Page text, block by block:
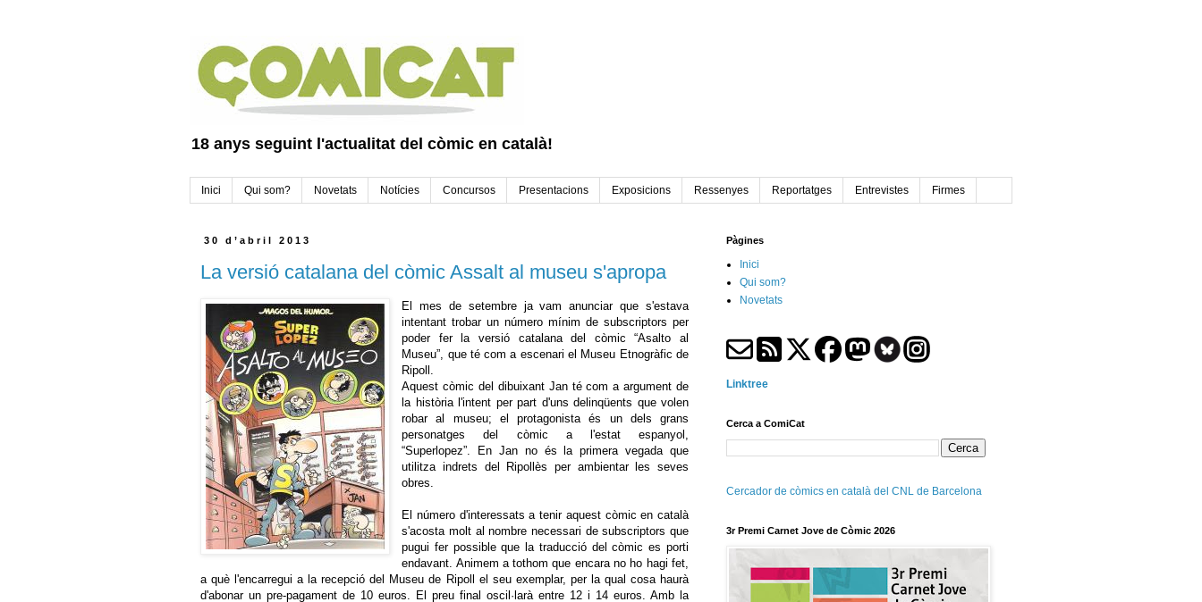
18 anys seguint l'actualitat del còmic en català!
Inici Qui som? Novetats Notícies Concursos Presentacions Exposicions Ressenyes Reportatges Entrevistes Firmes
30 d’abril 2013
La versió catalana del còmic Assalt al museu s'apropa
El mes de setembre ja vam anunciar que s'estava
intentant trobar un número mínim de subscriptors per
poder fer la versió catalana del còmic “Asalto al
Museu”, que té com a escenari el Museu Etnogràfic de
Ripoll.
Aquest còmic del dibuixant Jan té com a argument de
la història l'intent per part d'uns delinqüents que volen
robar al museu; el protagonista és un dels grans
personatges del còmic a l'estat espanyol,
“Superlopez”. En Jan no és la primera vegada que
utilitza indrets del Ripollès per ambientar les seves
obres.
El número d'interessats a tenir aquest còmic en català
s'acosta molt al nombre necessari de subscriptors que
pugui fer possible que la traducció del còmic es porti
endavant. Animem a tothom que encara no ho hagi fet,
a què l'encarregui a la recepció del Museu de Ripoll el seu exemplar, per la qual cosa haurà
d'abonar un pre-pagament de 10 euros. El preu final oscil·larà entre 12 i 14 euros. Amb la
Pàgines
Inici
Qui som?
Novetats
Linktree
Cerca a ComiCat
Cercador de còmics en català del CNL de Barcelona
3r Premi Carnet Jove de Còmic 2026